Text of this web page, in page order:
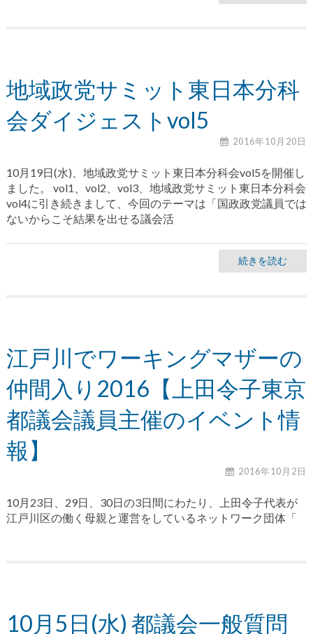
地域政党サミット東日本分科
会ダイジェストvol5
2016年10月20日
10月19日(水)、地域政党サミット東日本分科会vol5を開催し
ました。 vol1、vol2、vol3、地域政党サミット東日本分科会
vol4に引き続きまして、今回のテーマは「国政政党議員では
ないからこそ結果を出せる議会活
続きを読む
江戸川でワーキングマザーの
仲間入り2016【上田令子東京
都議会議員主催のイベント情
報】
2016年10月2日
10月23日、29日、30日の3日間にわたり、上田令子代表が
江戸川区の働く母親と運営をしているネットワーク団体「
10月5日(水) 都議会一般質問